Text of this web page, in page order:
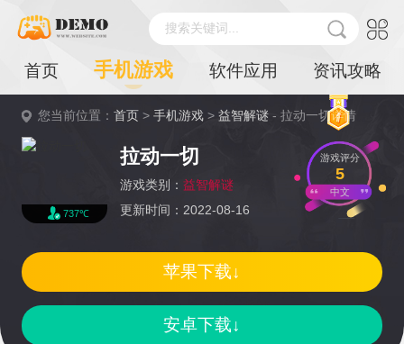
搜索关键词...
首页 手机游戏 软件应用 资讯攻略
您当前位置：首页 >手机游戏 >益智解谜 - 拉动一切详情
737℃
拉动一切
游戏类别： 益智解谜
更新时间：2022-08-16
游戏评分
5
中文
安卓下载↓
苹果下载↓